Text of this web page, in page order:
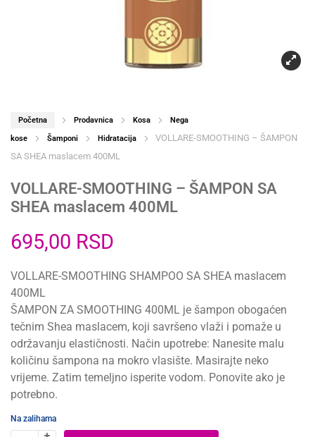
Početna Prodavnica Kosa
Nega
kose
Šamponi Hidratacija
VOLLARE-SMOOTHING – ŠAMPON
SA SHEA maslacem 400ML
VOLLARE-SMOOTHING – ŠAMPON SA
SHEA maslacem 400ML
695,00 RSD
VOLLARE-SMOOTHING SHAMPOO SA SHEA maslacem
400ML
ŠAMPON ZA SMOOTHING 400ML je šampon obogaćen
tečnim Shea maslacem, koji savršeno vlaži i pomaže u
održavanju elastičnosti. Način upotrebe: Nanesite malu
količinu šampona na mokro vlasište. Masirajte neko
vrijeme. Zatim temeljno isperite vodom. Ponovite ako je
potrebno.
Na zalihama